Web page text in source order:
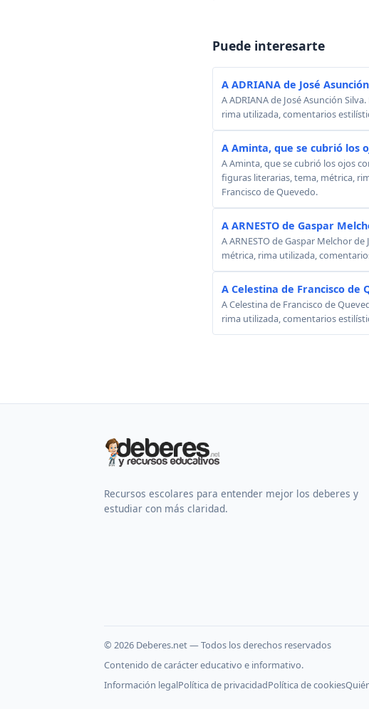
Puede interesarte
A ADRIANA de José
A ADRIANA de José Asunción
rima utilizada, comentarios
A Aminta, que se cubrió los
A Aminta, que se cubrió los ojos
figuras literarias, tema, métrica,
Francisco de Quevedo.
A ARNESTO de Gaspar
A ARNESTO de Gaspar Melchor
métrica, rima utilizada,
A Celestina de Francisco de
A Celestina de Francisco de
rima utilizada, comentarios
Recursos escolares para entender mejor los deberes y
estudiar con más claridad.
© 2026 Deberes.net — Todos los derechos reservados
Contenido de carácter educativo e informativo.
Información legalPolítica de privacidadPolítica de cookies